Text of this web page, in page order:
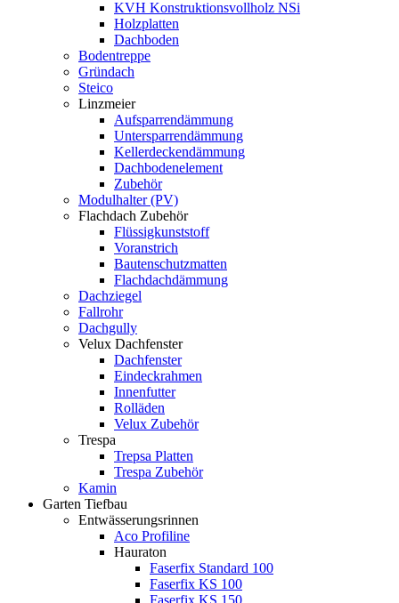
KVH Konstruktionsvollholz NSi
Holzplatten
Dachboden
Bodentreppe
Gründach
Steico
Linzmeier
Aufsparrendämmung
Untersparrendämmung
Kellerdeckendämmung
Dachbodenelement
Zubehör
Modulhalter (PV)
Flachdach Zubehör
Flüssigkunststoff
Voranstrich
Bautenschutzmatten
Flachdachdämmung
Dachziegel
Fallrohr
Dachgully
Velux Dachfenster
Dachfenster
Eindeckrahmen
Innenfutter
Rolläden
Velux Zubehör
Trespa
Trepsa Platten
Trespa Zubehör
Kamin
Garten Tiefbau
Entwässerungsrinnen
Aco Profiline
Hauraton
Faserfix Standard 100
Faserfix KS 100
Faserfix KS 150